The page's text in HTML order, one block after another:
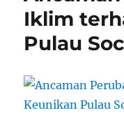
Iklim
Pulau